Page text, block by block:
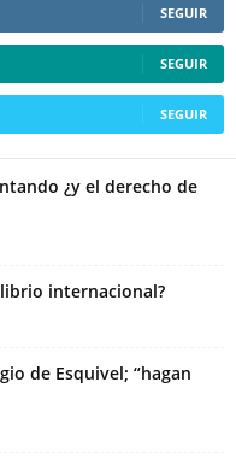
SEGUIR
SEGUIR
SEGUIR
¿y el derecho de
internacional?
de Esquivel; “hagan